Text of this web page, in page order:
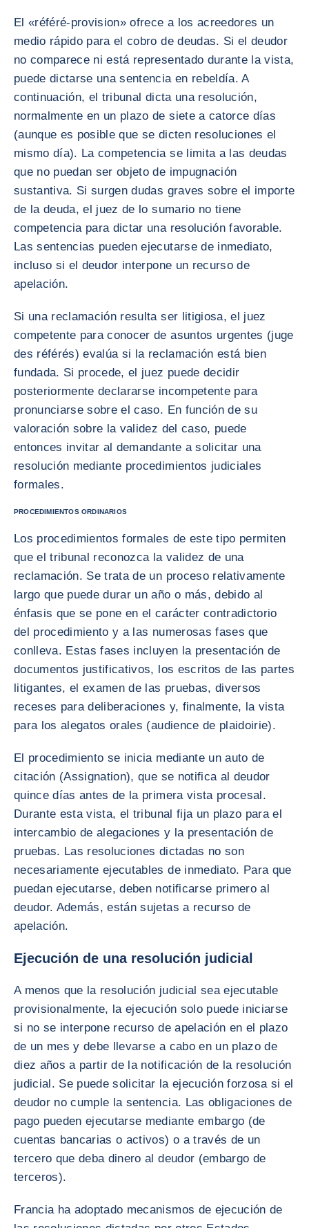
El «référé-provision» ofrece a los acreedores un
medio rápido para el cobro de deudas. Si el deudor
no comparece ni está representado durante la vista,
puede dictarse una sentencia en rebeldía. A
continuación, el tribunal dicta una resolución,
normalmente en un plazo de siete a catorce días
(aunque es posible que se dicten resoluciones el
mismo día). La competencia se limita a las deudas
que no puedan ser objeto de impugnación
sustantiva. Si surgen dudas graves sobre el importe
de la deuda, el juez de lo sumario no tiene
competencia para dictar una resolución favorable.
Las sentencias pueden ejecutarse de inmediato,
incluso si el deudor interpone un recurso de
apelación.
Si una reclamación resulta ser litigiosa, el juez
competente para conocer de asuntos urgentes (juge
des référés) evalúa si la reclamación está bien
fundada. Si procede, el juez puede decidir
posteriormente declararse incompetente para
pronunciarse sobre el caso. En función de su
valoración sobre la validez del caso, puede
entonces invitar al demandante a solicitar una
resolución mediante procedimientos judiciales
formales.
PROCEDIMIENTOS ORDINARIOS
Los procedimientos formales de este tipo permiten
que el tribunal reconozca la validez de una
reclamación. Se trata de un proceso relativamente
largo que puede durar un año o más, debido al
énfasis que se pone en el carácter contradictorio
del procedimiento y a las numerosas fases que
conlleva. Estas fases incluyen la presentación de
documentos justificativos, los escritos de las partes
litigantes, el examen de las pruebas, diversos
receses para deliberaciones y, finalmente, la vista
para los alegatos orales (audience de plaidoirie).
El procedimiento se inicia mediante un auto de
citación (Assignation), que se notifica al deudor
quince días antes de la primera vista procesal.
Durante esta vista, el tribunal fija un plazo para el
intercambio de alegaciones y la presentación de
pruebas. Las resoluciones dictadas no son
necesariamente ejecutables de inmediato. Para que
puedan ejecutarse, deben notificarse primero al
deudor. Además, están sujetas a recurso de
apelación.
Ejecución de una resolución judicial
A menos que la resolución judicial sea ejecutable
provisionalmente, la ejecución solo puede iniciarse
si no se interpone recurso de apelación en el plazo
de un mes y debe llevarse a cabo en un plazo de
diez años a partir de la notificación de la resolución
judicial. Se puede solicitar la ejecución forzosa si el
deudor no cumple la sentencia. Las obligaciones de
pago pueden ejecutarse mediante embargo (de
cuentas bancarias o activos) o a través de un
tercero que deba dinero al deudor (embargo de
terceros).
Francia ha adoptado mecanismos de ejecución de